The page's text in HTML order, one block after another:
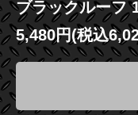
ブラックルーフ
5,480円(税込